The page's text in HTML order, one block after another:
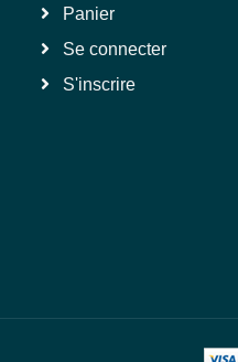
Panier
Se connecter
S'inscrire